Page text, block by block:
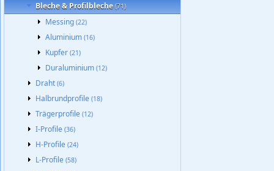
Bleche & Profilbleche (71)
Messing (22)
Aluminium (16)
Kupfer (21)
Duraluminium (12)
Draht (6)
Halbrundprofile (18)
Trägerprofile (12)
I-Profile (36)
H-Profile (24)
L-Profile (58)